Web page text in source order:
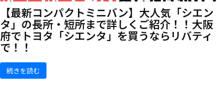
【最新コンパクトミニバン】大人気「シエン
タ」の長所・短所まで詳しくご紹介！！大阪
府でトヨタ「シエンタ」を買うならリバティ
で！！
続きを読む